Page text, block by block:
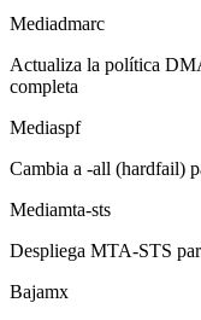
Mediadmarc
Actualiza la política
completa
Mediaspf
Cambia a -all (hardfail)
Mediamta-sts
Despliega MTA-STS
Bajamx